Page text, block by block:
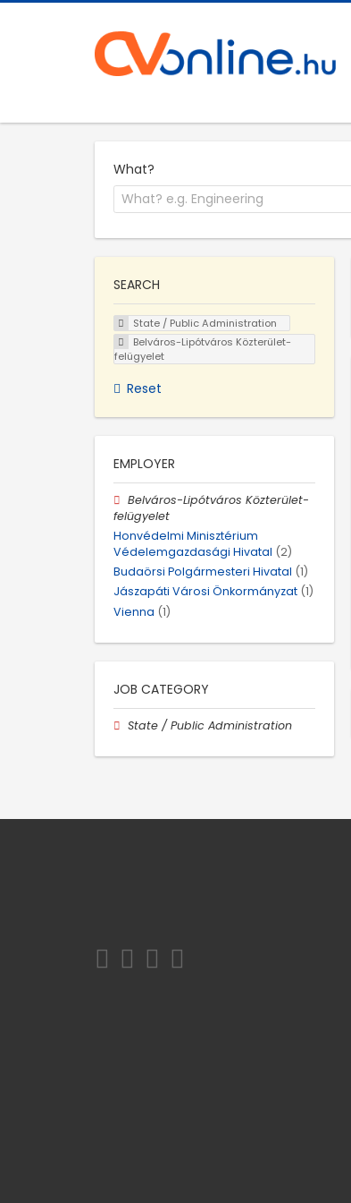
What?
SEARCH
State / Public Administration
Belváros-Lipótváros Közterület-
felügyelet
Reset
EMPLOYER
Belváros-Lipótváros Közterület-
felügyelet
Honvédelmi Minisztérium
Védelemgazdasági Hivatal (2)
Budaörsi Polgármesteri Hivatal (1)
Jászapáti Városi Önkormányzat (1)
Vienna (1)
JOB CATEGORY
State / Public Administration